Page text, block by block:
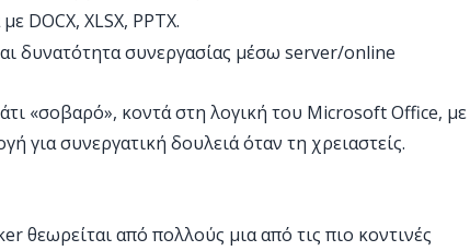
DOCX, XLSX, PPTX.
δυνατότητα συνεργασίας μέσω server/online
«σοβαρό», κοντά στη λογική του Microsoft Office, με
για συνεργατική δουλειά όταν τη χρειαστείς.
θεωρείται από πολλούς μια από τις πιο κοντινές